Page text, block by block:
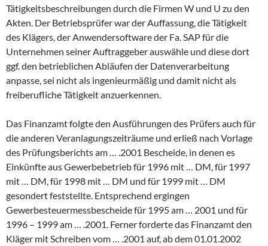
Tätigkeitsbeschreibungen durch die Firmen W und U zu den
Akten. Der Betriebsprüfer war der Auffassung, die Tätigkeit
des Klägers, der Anwendersoftware der Fa. SAP für die
Unternehmen seiner Auftraggeber auswähle und diese dort
ggf. den betrieblichen Abläufen der Datenverarbeitung
anpasse, sei nicht als ingenieurmäßig und damit nicht als
freiberufliche Tätigkeit anzuerkennen.
Das Finanzamt folgte den Ausführungen des Prüfers auch für
die anderen Veranlagungszeiträume und erließ nach Vorlage
des Prüfungsberichts am … .2001 Bescheide, in denen es
Einkünfte aus Gewerbebetrieb für 1996 mit … DM, für 1997
mit … DM, für 1998 mit … DM und für 1999 mit … DM
gesondert feststellte. Entsprechend ergingen
Gewerbesteuermessbescheide für 1995 am … 2001 und für
1996 – 1999 am … .2001. Ferner forderte das Finanzamt den
Kläger mit Schreiben vom … .2001 auf, ab dem 01.01.2002